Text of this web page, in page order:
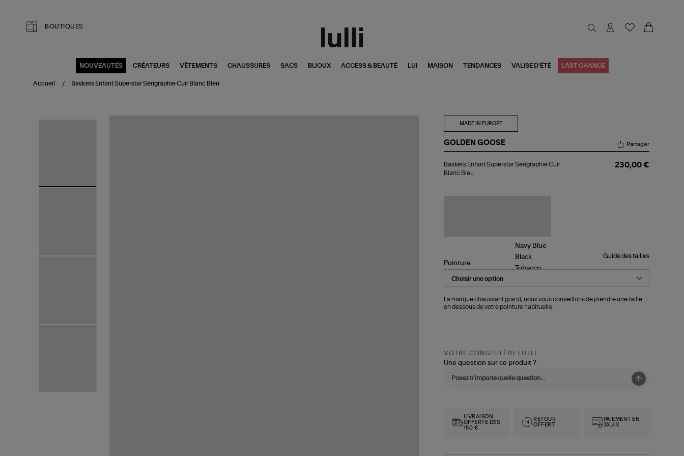
BOUTIQUES
NOUVEAUTÉS CRÉATEURS VÊTEMENTS CHAUSSURES SACS BIJOUX ACCESS & BEAUTÉ LUI MAISON TENDANCES VALISE D'ÉTÉ LAST CHANCE
Accueil Baskets Enfant Superstar Sérigraphie Cuir Blanc Bleu
MADE IN EUROPE
GOLDEN GOOSE
Enfant
Superstar
Partager
Baskets Enfant Superstar Sérigraphie Cuir
Blanc Bleu
230,00 €
Guide des tailles
Pointure
La marque chaussant grand, nous vous conseillons de prendre une taille
en dessous de votre pointure habituelle.
VOTRE CONSEILLÈRE LULLI
Une question sur ce produit ?
LIVRAISON
OFFERTE DÈS
150 €
RETOUR
OFFERT
PAIEMENT EN
3X,4X